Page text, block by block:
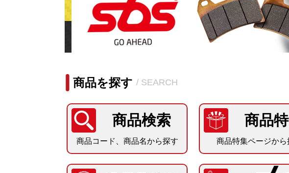
商品を探す / SEARCH
商品検索
商品コード、商品名から探す
商品
商品特集ページから